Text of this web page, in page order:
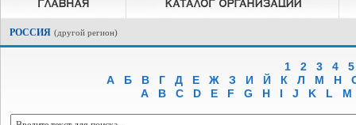
РОССИЯ (другой регион)
1 2 3 4
5
А
Б В Г Д Е Ж З И Й К Л М Н
A
B C D E F G H I J K L M